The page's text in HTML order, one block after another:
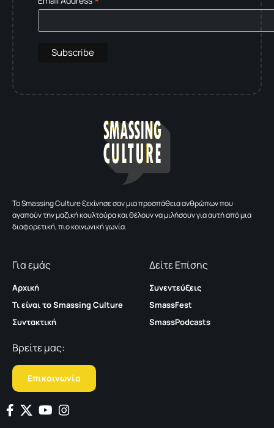
To Smassing Culture ξεκίνησε σαν μια προσπάθεια ανθρώπων που
αγαπούν την μαζική κουλτούρα και θέλουν να μιλήσουν για αυτή από μια
διαφορετική, πιο κοινωνική γωνία.
Για εμάς
Αρχική
Τι είναι το Smassing Culture
Συντακτική
Δείτε Επίσης
Συνεντεύξεις
SmassFest
SmassPodcasts
Βρείτε μας:
Επικοινωνία